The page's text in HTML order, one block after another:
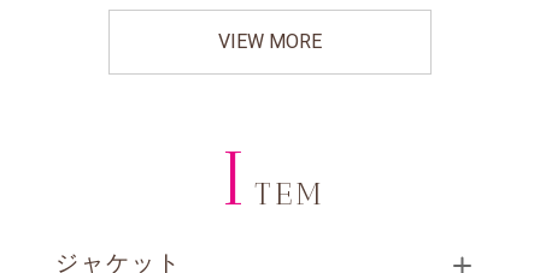
VIEW MORE
I TEM
ジャケット